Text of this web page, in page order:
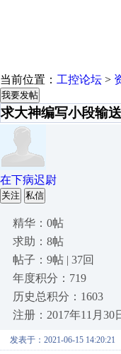
当前位置： 工控论坛 >
我要发帖
求大神编写小段输
在下病迟尉
关注 私信
精华：0帖
求助：8帖
帖子：9帖 | 37回
年度积分：719
历史总积分：1603
注册：2017年11月30
发表于：2021-06-15 14:20:21